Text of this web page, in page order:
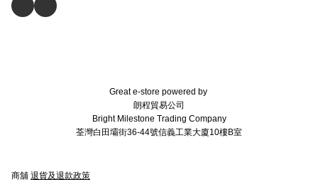
Great e-store powered by
朗程貿易公司
Bright Milestone Trading Company
荃灣白田壩街36-44號信義工業大廈10樓B室
商舖 退貨及退款政策